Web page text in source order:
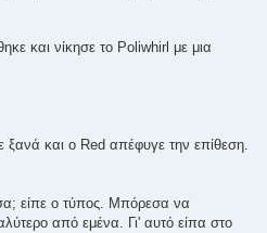
και νίκησε το Poliwhirl με μια
και ο Red απέφυγε την επίθεση.
είπε ο τύπος. Μπόρεσα να
από εμένα. Γι' αυτό είπα στο